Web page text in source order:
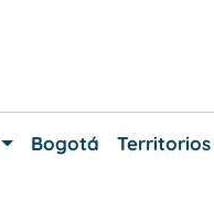
Bogotá Territorios